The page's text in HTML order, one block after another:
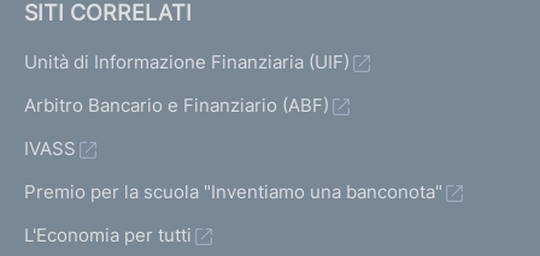
SITI CORRELATI
Unità di Informazione Finanziaria (UIF)
Arbitro Bancario e Finanziario (ABF)
IVASS
Premio per la scuola "Inventiamo una banconota"
L'Economia per tutti